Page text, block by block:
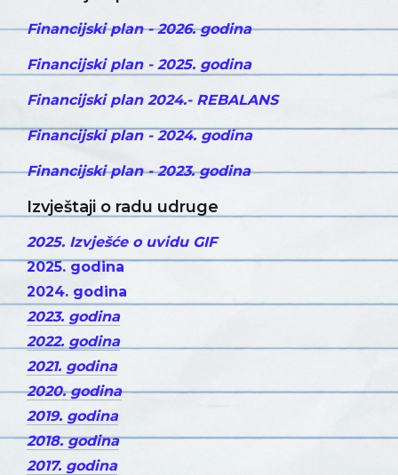
Financijski plan - 2026. godina
Financijski plan - 2025. godina
Financijski plan 2024.- REBALANS
Financijski plan - 2024. godina
Financijski plan - 2023. godina
Izvještaji o radu udruge
2025. Izvješće o uvidu GIF
2025. godina
2024. godina
2023. godina
2022. godina
2021. godina
2020. godina
2019. godina
2018. godina
2017. godina